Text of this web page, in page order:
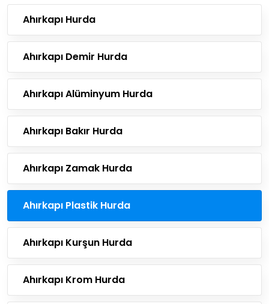
Ahırkapı Hurda
Ahırkapı Demir Hurda
Ahırkapı Alüminyum Hurda
Ahırkapı Bakır Hurda
Ahırkapı Zamak Hurda
Ahırkapı Plastik Hurda
Ahırkapı Kurşun Hurda
Ahırkapı Krom Hurda